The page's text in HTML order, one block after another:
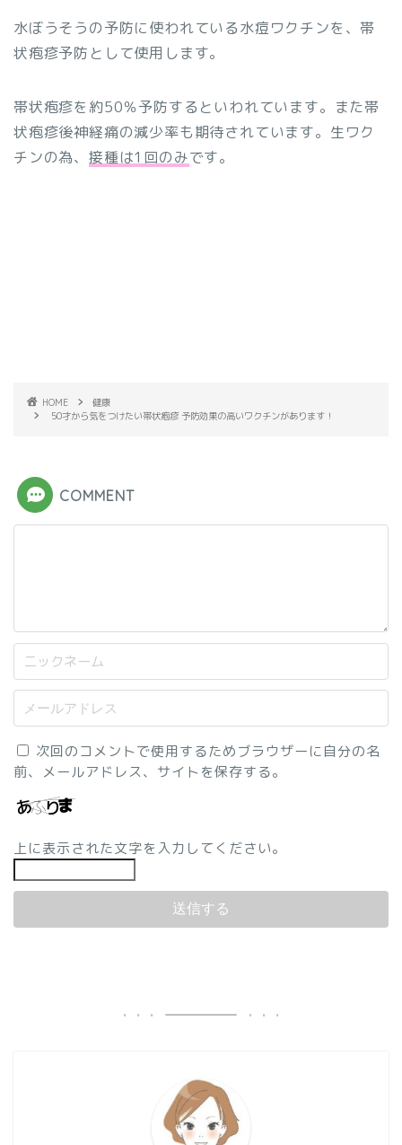
水ぼうそうの予防に使われている水痘ワクチンを、帯
状疱疹予防として使用します。
帯状疱疹を約50％予防するといわれています。また帯
状疱疹後神経痛の減少率も期待されています。生ワク
チンの為、 接種は1回のみです。
HOME
健康
50才から気をつけたい帯状疱疹 予防効果の高いワクチンがあります！
COMMENT
次回のコメントで使用するためブラウザーに自分の名
前、メールアドレス、サイトを保存する。
上に表示された文字を入力してください。